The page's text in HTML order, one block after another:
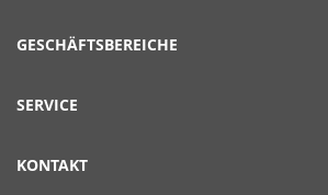
GESCHÄFTSBEREICHE
SERVICE
KONTAKT